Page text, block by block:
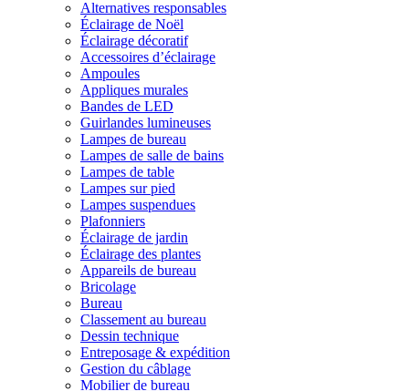
Alternatives responsables
Éclairage de Noël
Éclairage décoratif
Accessoires d’éclairage
Ampoules
Appliques murales
Bandes de LED
Guirlandes lumineuses
Lampes de bureau
Lampes de salle de bains
Lampes de table
Lampes sur pied
Lampes suspendues
Plafonniers
Éclairage de jardin
Éclairage des plantes
Appareils de bureau
Bricolage
Bureau
Classement au bureau
Dessin technique
Entreposage & expédition
Gestion du câblage
Mobilier de bureau